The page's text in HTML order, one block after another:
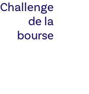
Challenge
de la
bourse